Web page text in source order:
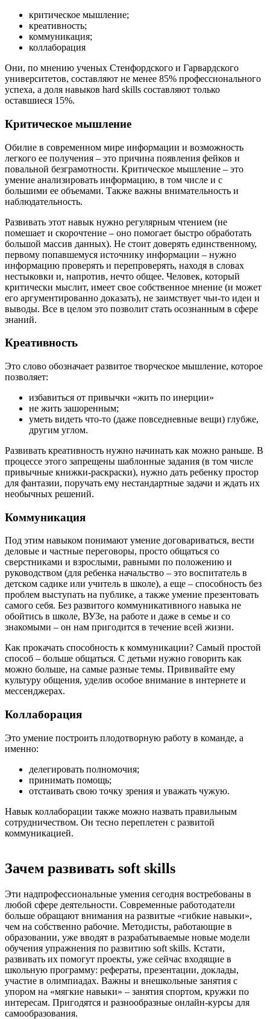
критическое мышление;
креативность;
коммуникация;
коллаборация
Они, по мнению ученых Стенфордского и Гарвардского
университетов, составляют не менее 85% профессионального
успеха, а доля навыков hard skills составляют только
оставшиеся 15%.
Критическое мышление
Обилие в современном мире информации и возможность
легкого ее получения – это причина появления фейков и
повальной безграмотности. Критическое мышление – это
умение анализировать информацию, в том числе и с
большими ее объемами. Также важны внимательность и
наблюдательность.
Развивать этот навык нужно регулярным чтением (не
помешает и скорочтение – оно помогает быстро обработать
большой массив данных). Не стоит доверять единственному,
первому попавшемуся источнику информации – нужно
информацию проверять и перепроверять, находя в словах
нестыковки и, напротив, нечто общее. Человек, который
критически мыслит, имеет свое собственное мнение (и может
его аргументированно доказать), не заимствует чьи-то идеи и
выводы. Все в целом это позволит стать осознанным в сфере
знаний.
Креативность
Это слово обозначает развитое творческое мышление, которое
позволяет:
избавиться от привычки «жить по инерции»
не жить зашоренным;
уметь видеть что-то (даже повседневные вещи) глубже,
другим углом.
Развивать креативность нужно начинать как можно раньше. В
процессе этого запрещены шаблонные задания (в том числе
привычные книжки-раскраски), нужно дать ребенку простор
для фантазии, поручать ему нестандартные задачи и ждать их
необычных решений.
Коммуникация
Под этим навыком понимают умение договариваться, вести
деловые и частные переговоры, просто общаться со
сверстниками и взрослыми, равными по положению и
руководством (для ребенка начальство – это воспитатель в
детском садике или учитель в школе), а еще – способность без
проблем выступать на публике, а также умение презентовать
самого себя. Без развитого коммуникативного навыка не
обойтись в школе, ВУЗе, на работе и даже в семье и со
знакомыми – он нам пригодится в течение всей жизни.
Как прокачать способность к коммуникации? Самый простой
способ – больше общаться. С детьми нужно говорить как
можно больше, на самые разные темы. Прививайте ему
культуру общения, уделив особое внимание в интернете и
мессенджерах.
Коллаборация
Это умение построить плодотворную работу в команде, а
именно:
делегировать полномочия;
принимать помощь;
отстаивать свою точку зрения и уважать чужую.
Навык коллаборации также можно назвать правильным
сотрудничеством. Он тесно переплетен с развитой
коммуникацией.
Зачем развивать soft skills
Эти надпрофессиональные умения сегодня востребованы в
любой сфере деятельности. Современные работодатели
больше обращают внимания на развитые «гибкие навыки»,
чем на собственно рабочие. Методисты, работающие в
образовании, уже вводят в разрабатываемые новые модели
обучения упражнения по развитию soft skills. Кстати,
развивать их помогут проекты, уже сейчас входящие в
школьную программу: рефераты, презентации, доклады,
участие в олимпиадах. Важны и внешкольные занятия с
упором на «мягкие навыки» – занятия спортом, кружки по
интересам. Пригодятся и разнообразные онлайн-курсы для
самообразования.